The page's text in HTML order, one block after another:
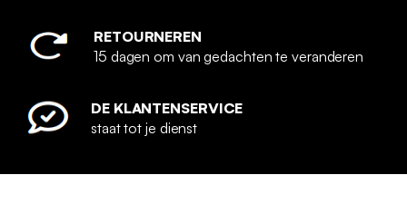
RETOURNEREN
15 dagen om van gedachten te veranderen
DE KLANTENSERVICE
staat tot je dienst